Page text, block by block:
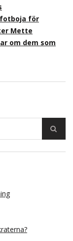
för
Mette
om dem som